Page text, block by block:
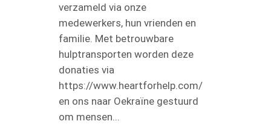
verzameld via onze
medewerkers, hun vrienden en
familie. Met betrouwbare
hulptransporten worden deze
donaties via
https://www.heartforhelp.com/
en ons naar Oekraïne gestuurd
om mensen...